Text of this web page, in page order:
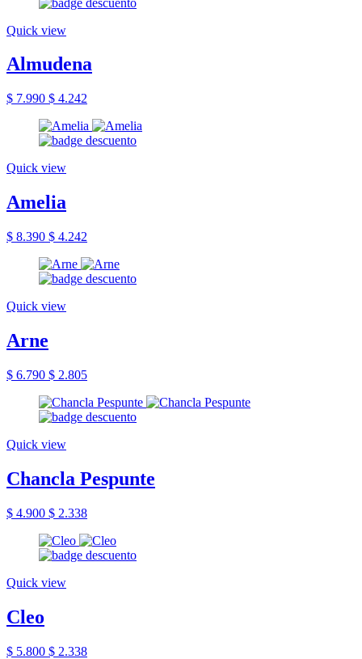
Quick view
Almudena
$ 7.990 $ 4.242
Quick view
Amelia
$ 8.390 $ 4.242
Quick view
Arne
$ 6.790 $ 2.805
Quick view
Chancla Pespunte
$ 4.900 $ 2.338
Quick view
Cleo
$ 5.800 $ 2.338